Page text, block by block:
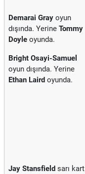
Demarai Gray oyun
dışında. Yerine Tommy
Doyle oyunda.
Bright Osayi-Samuel
oyun dışında. Yerine
Ethan Laird oyunda.
Jay Stansfield sarı kart